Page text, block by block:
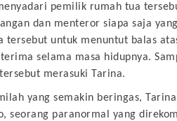
pemilik rumah tua
dan menteror siapa saja yang
tersebut untuk menuntut balas
selama masa hidupnya.
merasuki Tarina.
yang semakin beringas,
seorang paranormal yang